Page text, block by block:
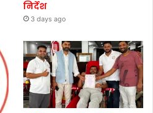
निर्देश
3 days ago